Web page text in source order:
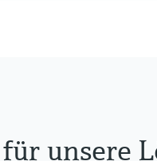
unsere